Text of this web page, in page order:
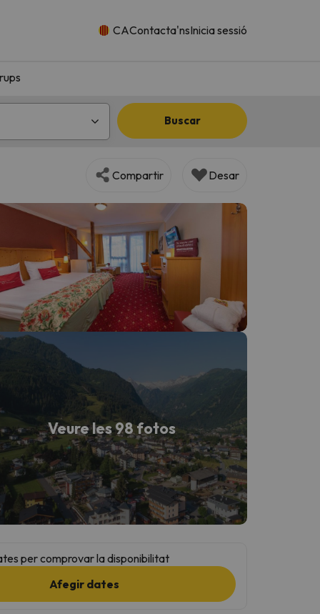
CAContacta'nsInicia sessió
Buscar
Compartir Desar
Veure les 98 fotos
per comprovar la disponibilitat
Afegir dates